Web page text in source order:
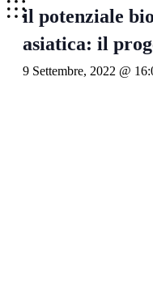
il potenziale
asiatica: il
9 Settembre, 2022 @